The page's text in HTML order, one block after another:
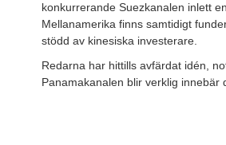
konkurrerande Suezkanalen inlett
Mellanamerika finns samtidigt
stödd av kinesiska investerare.
Redarna har hittills avfärdat idén,
Panamakanalen blir verklig